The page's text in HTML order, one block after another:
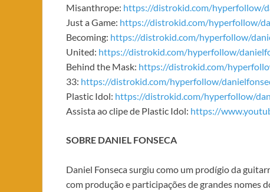
Misanthrope: https://distrokid.com/hyperfollow/
Just a Game: https://distrokid.com/hyperfollow/
Becoming: https://distrokid.com/hyperfollow/
United: https://distrokid.com/hyperfollow/
Behind the Mask: https://distrokid.com/
33: https://distrokid.com/hyperfollow/
Plastic Idol: https://distrokid.com/hyperfollow/
Assista ao clipe de Plastic Idol: https://
SOBRE DANIEL FONSECA
Daniel Fonseca surgiu como um prodígio da
com produção e participações de grandes nomes